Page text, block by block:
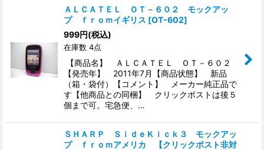
ＡＬＣＡＴＥＬ ＯＴ－６０２ モックアッ
プ ｆｒｏｍイギリス [OT-602]
999円(税込)
在庫数 4点
【商品名】 ＡＬＣＡＴＥＬ ＯＴ－６０２
【発売年】 2011年7月【商品状態】 新品
（箱・袋付）【コメント】 メーカー純正品で
す【他商品との同梱】 クリックポストは後５
個まで可。宅急便、…
ＳＨＡＲＰ ＳｉｄｅＫｉｃｋ３ モックアッ
プ ｆｒｏｍアメリカ 【クリックポスト非対